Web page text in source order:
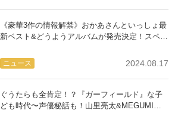
ニュース 2024.08.17
《豪華3作の情報解禁》おかあさんといっしょ最
新ベスト&どうようアルバムが発売決定！スペス
ぐうたらも全肯定！？『ガーフィールド』な子
ども時代〜声優秘話も！山里亮太&MEGUMIス